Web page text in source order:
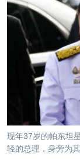
航
中东
欧洲
非洲
美洲
全球议题
人权·法律·宗教
科教·文娱·体健
军事
劳工
热点专题
白宫要闻
国会报道
美中关系
美国建国250周
埃博拉疫情
美国之音专访
VOA视频
VOA今日焦点
中文广播
关注我们
现年37岁的帕东坦
轻的总理，身旁为